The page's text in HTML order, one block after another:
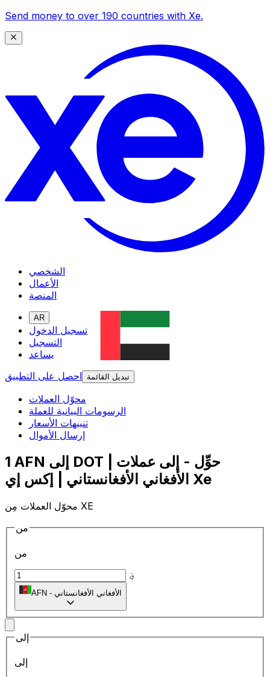
Send money to over 190 countries with Xe.
الشخصي
الأعمال
المنصة
AR
تسجيل الدخول
التسجيل
يساعد
احصل على التطبيق
تبديل القائمة
محوّل العملات
الرسومات البيانية للعملة
تنبيهات الأسعار
إرسال الأموال
1 AFN إلى DOT | حوِّل - إلى عملات
الأفغاني الأفغانستاني | إكس إي Xe
محوّل العملات مِن XE
من
من
؋
AFN - الأفغاني الأفغانستاني
إلى
إلى